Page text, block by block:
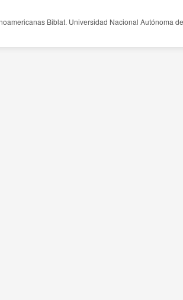
Biblat. Universidad Nacional Autónoma